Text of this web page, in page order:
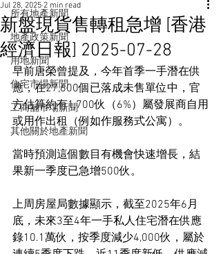
所有地產新聞
地產政策新聞
用地新聞
住宅市場新聞
工商舖市場新聞
其他關於地產新聞
新盤現貨售轉租急增 [香港
經濟日報] 2025-07-28
Jul 28, 2025 2 min read
早前唐榮曾提及，今年首季一手潛在供
應，在27,600個已落成未售單位中，官
方估算約有1,700伙（6%）屬發展商自用
或用作出租（例如作服務式公寓）。
當時預測這個數目有機會快速增長，結
果新一季度已急增500伙。
上周房屋局數據顯示，截至2025年6月
底，未來3至4年一手私人住宅潛在供應
錄10.1萬伙，按季度減少4,000伙，屬於